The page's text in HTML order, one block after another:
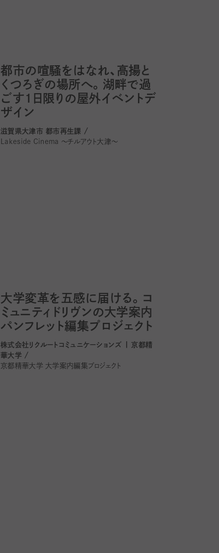
都市の喧騒をはなれ、高揚と
くつろぎの場所へ。湖畔で過
ごす１日限りの屋外イベントデ
ザイン
滋賀県大津市 都市再生課 /
Lakeside Cinema 〜チルアウト大津〜
大学変革を五感に届ける。コ
ミュニティドリヴンの大学案内
パンフレット編集プロジェクト
株式会社リクルートコミュニケーションズ | 京都精
華大学 /
京都精華大学 大学案内編集プロジェクト